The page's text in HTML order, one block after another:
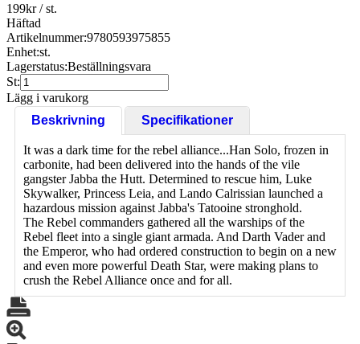
199kr/ st.
Häftad
Artikelnummer:9780593975855
Enhet:st.
Lagerstatus:Beställningsvara
St:
Lägg i varukorg
Beskrivning
Specifikationer
It was a dark time for the rebel alliance...Han Solo, frozen in
carbonite, had been delivered into the hands of the vile
gangster Jabba the Hutt. Determined to rescue him, Luke
Skywalker, Princess Leia, and Lando Calrissian launched a
hazardous mission against Jabba's Tatooine stronghold.
The Rebel commanders gathered all the warships of the
Rebel fleet into a single giant armada. And Darth Vader and
the Emperor, who had ordered construction to begin on a new
and even more powerful Death Star, were making plans to
crush the Rebel Alliance once and for all.